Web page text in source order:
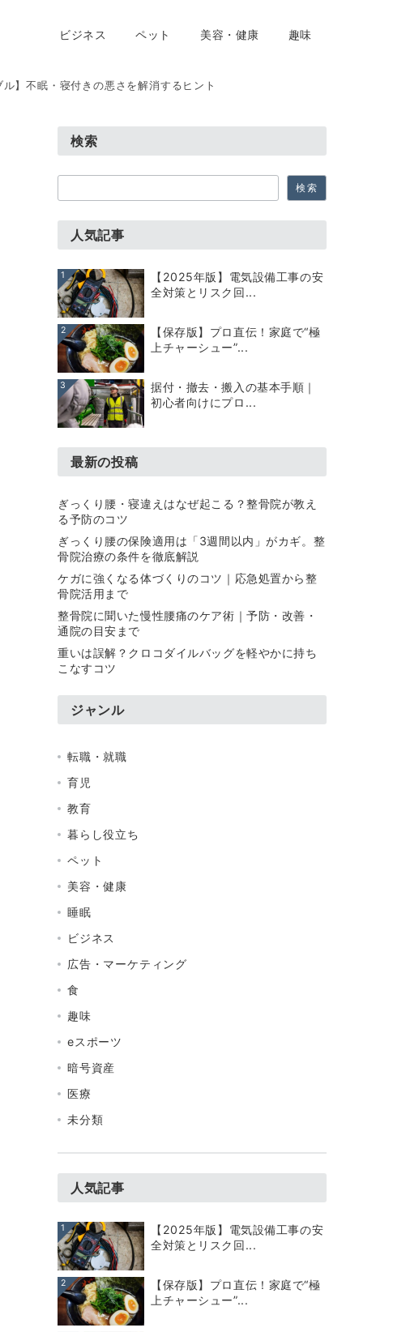
ビジネス ペット 美容・健康 趣味
ル】不眠・寝付きの悪さを解消するヒント
検索
索
検索
人気記事
1
【2025年版】電気設備工事の安
全対策とリスク回...
2
【保存版】プロ直伝！家庭で“極
上チャーシュー”...
3
据付・撤去・搬入の基本手順｜
初心者向けにプロ...
最新の投稿
ぎっくり腰・寝違えはなぜ起こる？整骨院が教え
る予防のコツ
ぎっくり腰の保険適用は「3週間以内」がカギ。整
骨院治療の条件を徹底解説
ケガに強くなる体づくりのコツ｜応急処置から整
骨院活用まで
整骨院に聞いた慢性腰痛のケア術｜予防・改善・
通院の目安まで
重いは誤解？クロコダイルバッグを軽やかに持ち
こなすコツ
ジャンル
転職・就職
育児
教育
暮らし役立ち
ペット
美容・健康
睡眠
ビジネス
広告・マーケティング
食
趣味
eスポーツ
暗号資産
医療
未分類
人気記事
1
【2025年版】電気設備工事の安
全対策とリスク回...
2
【保存版】プロ直伝！家庭で“極
上チャーシュー”...